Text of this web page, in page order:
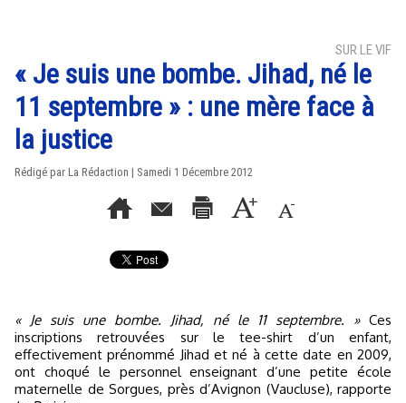
SUR LE VIF
« Je suis une bombe. Jihad, né le
11 septembre » : une mère face à
la justice
Rédigé par La Rédaction | Samedi 1 Décembre 2012
« Je suis une bombe. Jihad, né le 11 septembre. »Ces
inscriptions retrouvées sur le tee-shirt d’un enfant,
effectivement prénommé Jihad et né à cette date en 2009,
ont choqué le personnel enseignant d’une petite école
maternelle de Sorgues, près d’Avignon (Vaucluse), rapporte